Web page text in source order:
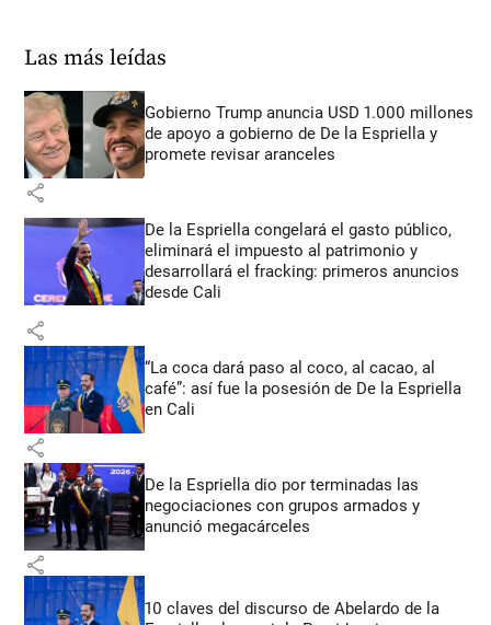
Las más leídas
Gobierno Trump anuncia USD 1.000 millones
de apoyo a gobierno de De la Espriella y
promete revisar aranceles
share
De la Espriella congelará el gasto público,
eliminará el impuesto al patrimonio y
desarrollará el fracking: primeros anuncios
desde Cali
share
“La coca dará paso al coco, al cacao, al
café”: así fue la posesión de De la Espriella
en Cali
share
De la Espriella dio por terminadas las
negociaciones con grupos armados y
anunció megacárceles
share
10 claves del discurso de Abelardo de la